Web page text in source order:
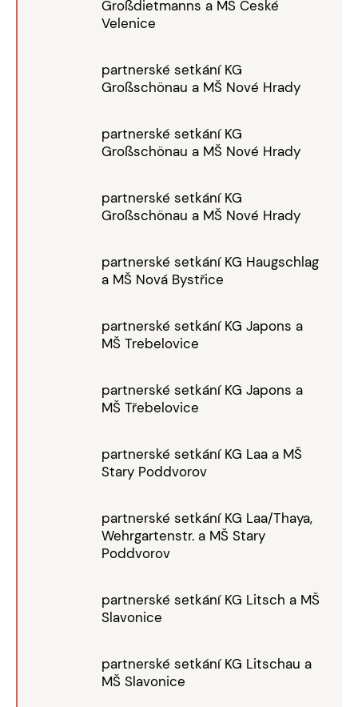
Großdietmanns a MŠ České
Velenice
partnerské setkání KG
Großschönau a MŠ Nové Hrady
partnerské setkání KG
Großschönau a MŠ Nové Hrady
partnerské setkání KG
Großschönau a MŠ Nové Hrady
partnerské setkání KG Haugschlag
a MŠ Nová Bystřice
partnerské setkání KG Japons a
MŠ Trebelovice
partnerské setkání KG Japons a
MŠ Třebelovice
partnerské setkání KG Laa a MŠ
Stary Poddvorov
partnerské setkání KG Laa/Thaya,
Wehrgartenstr. a MŠ Stary
Poddvorov
partnerské setkání KG Litsch a MŠ
Slavonice
partnerské setkání KG Litschau a
MŠ Slavonice